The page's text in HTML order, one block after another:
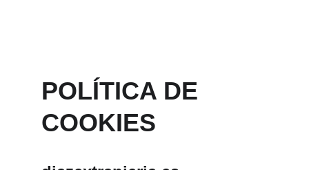
POLÍTICA DE
COOKIES